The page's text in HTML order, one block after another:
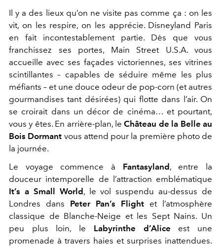
Il y a des lieux qu’on ne visite pas comme ça : on les
vit, on les respire, on les apprécie. Disneyland Paris
en fait incontestablement partie. Dès que vous
franchissez ses portes, Main Street U.S.A. vous
accueille avec ses façades victoriennes, ses vitrines
scintillantes – capables de séduire même les plus
méfiants – et une douce odeur de pop-corn (et autres
gourmandises tant désirées) qui flotte dans l’air. On
se croirait dans un décor de cinéma… et pourtant,
vous y êtes. En arrière-plan, leChâteau de la Belle au
Bois Dormant vous attend pour la première photo de
la journée.
Le voyage commence à Fantasyland, entre la
douceur intemporelle de l’attraction emblématique
It’s a Small World, le vol suspendu au-dessus de
Londres dans Peter Pan’s Flight et l’atmosphère
classique de Blanche-Neige et les Sept Nains. Un
peu plus loin, le Labyrinthe d’Alice est une
promenade à travers haies et surprises inattendues.